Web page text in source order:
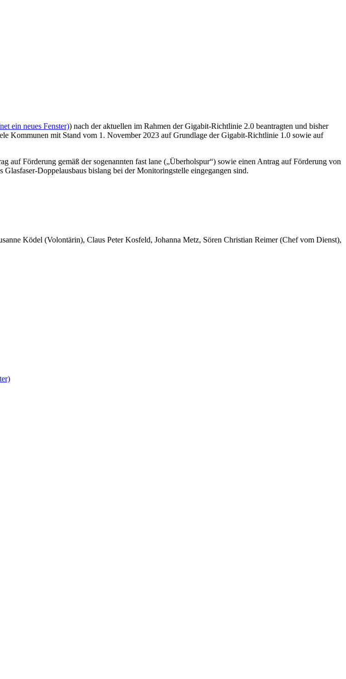
ein neues Fenster)) nach der aktuellen im Rahmen der Gigabit-Richtlinie 2.0 beantragten und bisher
Kommunen mit Stand vom 1. November 2023 auf Grundlage der Gigabit-Richtlinie 1.0 sowie auf
Förderung gemäß der sogenannten fast lane („Überholspur“) sowie einen Antrag auf Förderung von
Doppelausbaus bislang bei der Monitoringstelle eingegangen sind.
Ködel (Volontärin), Claus Peter Kosfeld, Johanna Metz, Sören Christian Reimer (Chef vom Dienst),